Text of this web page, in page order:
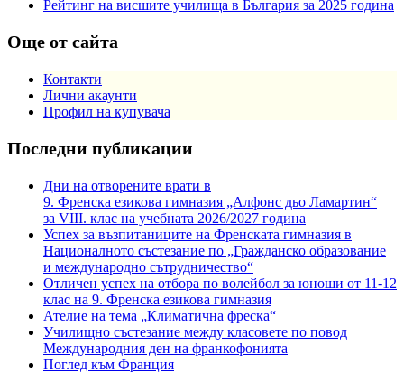
Рейтинг на висшите училища в България за 2025 година
Още от сайта
Контакти
Лични акаунти
Профил на купувача
Последни публикации
Дни на отворените врати в
9. Френска езикова гимназия „Алфонс дьо Ламартин“
за VIII. клас на учебната 2026/2027 година
Успех за възпитаниците на Френската гимназия в
Националното състезание по „Гражданско образование
и международно сътрудничество“
Отличен успех на отбора по волейбол за юноши от 11-12
клас на 9. Френска езикова гимназия
Ателие на тема „Климатична фреска“
Училищно състезание между класовете по повод
Международния ден на франкофонията
Поглед към Франция